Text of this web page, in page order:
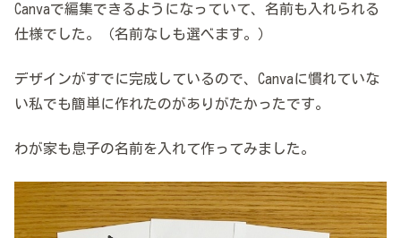
Canvaで編集できるようになっていて、名前も入れられる
仕様でした。（名前なしも選べます。）
デザインがすでに完成しているので、Canvaに慣れていな
い私でも簡単に作れたのがありがたかったです。
わが家も息子の名前を入れて作ってみました。